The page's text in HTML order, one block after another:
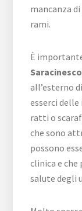
mancanza
rami.
È
Saracinesco
all’esterno
esserci
ratti o
che sono
possono
clinica e
salute degli